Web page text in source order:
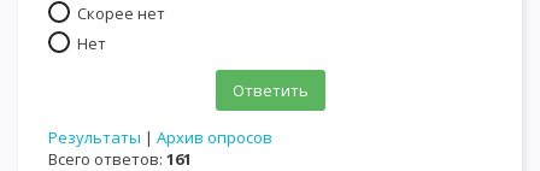
Скорее нет
Нет
Результаты | Архив опросов
Всего ответов: 161